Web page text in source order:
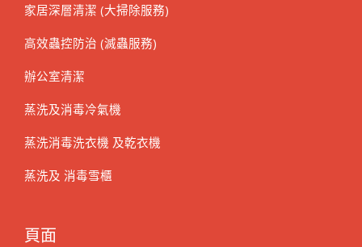
家居深層清潔 (大掃除服務)
高效蟲控防治 (滅蟲服務)
辦公室清潔
蒸洗及消毒冷氣機
蒸洗消毒洗衣機 及乾衣機
蒸洗及 消毒雪櫃
頁面